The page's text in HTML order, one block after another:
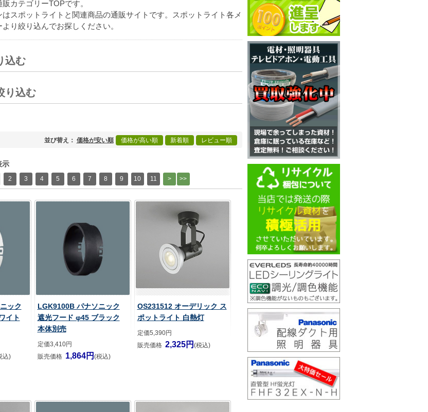
カテゴリーTOPです。
はスポットライトと関連商品の通販サイトです。スポットライト各メ
り絞り込んでお探しください。
込む
り込む
並び替え 価格が安い順 価格が高い順 新着順 レビュー順
示
2 3 4 5 6 7 8 9 10 11
ック
イト
込)
LGK9100B パナソニック
遮光フード φ45 ブラック
本体別売
定価3,410円
販売価格 1,864円 (税込)
OS231512 オーデリック ス
ポットライト 白熱灯
定価5,390円
販売価格 2,325円 (税込)